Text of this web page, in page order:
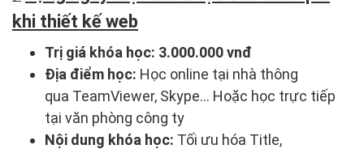
khi thiết kế web
Trị giá khóa học: 3.000.000 vnđ
Địa điểm học: Học online tại nhà thông
qua TeamViewer, Skype... Hoặc học trực tiếp
tại văn phòng công ty
Nội dung khóa học: Tối ưu hóa Title,